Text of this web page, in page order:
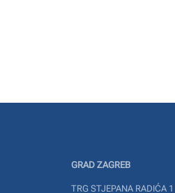
GRAD ZAGREB
TRG STJEPANA RADIĆA 1